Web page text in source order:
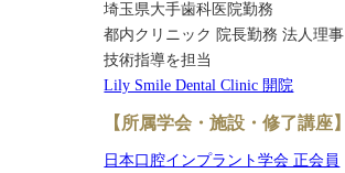
埼玉県大手歯科医院勤務
都内クリニック 院長勤務 法人理事
技術指導を担当
Lily Smile Dental Clinic 開院
【所属学会・施設・修了講座】
日本口腔インプラント学会 正会員